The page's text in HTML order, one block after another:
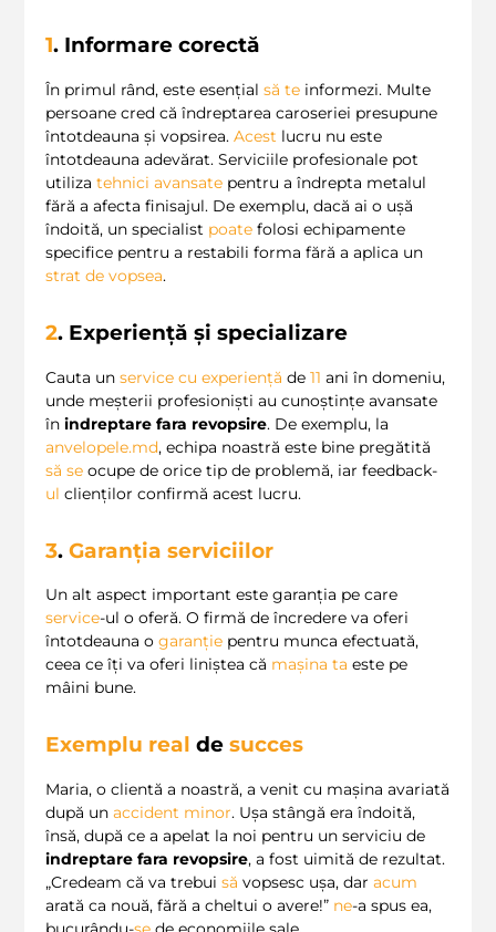
1. Informare corectă
În primul rând, este esențial să te informezi. Multe
persoane cred că îndreptarea caroseriei presupune
întotdeauna și vopsirea. Acest lucru nu este
întotdeauna adevărat. Serviciile profesionale pot
utiliza tehnici avansate pentru a îndrepta metalul
fără a afecta finisajul. De exemplu, dacă ai o ușă
îndoită, un specialist poate folosi echipamente
specifice pentru a restabili forma fără a aplica un
strat de vopsea.
2. Experiență și specializare
Cauta un service cu experiență de 11 ani în domeniu,
unde meșterii profesioniști au cunoștințe avansate
în indreptare fara revopsire. De exemplu, la
anvelopele.md, echipa noastră este bine pregătită
să se ocupe de orice tip de problemă, iar feedback-
ul clienților confirmă acest lucru.
3. Garanția serviciilor
Un alt aspect important este garanția pe care
service-ul o oferă. O firmă de încredere va oferi
întotdeauna o garanție pentru munca efectuată,
ceea ce îți va oferi liniștea că mașina ta este pe
mâini bune.
Exemplu real de succes
Maria, o clientă a noastră, a venit cu mașina avariată
după un accident minor. Ușa stângă era îndoită,
însă, după ce a apelat la noi pentru un serviciu de
indreptare fara revopsire, a fost uimită de rezultat.
„Credeam că va trebui să vopsesc ușa, dar acum
arată ca nouă, fără a cheltui o avere!” ne-a spus ea,